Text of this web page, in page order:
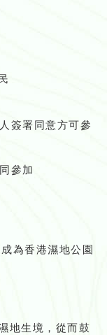
簽署同意方可參
參加
為香港濕地公園
地生境，從而鼓